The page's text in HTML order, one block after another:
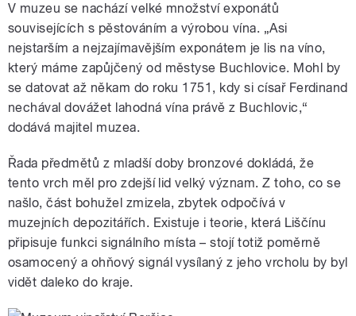
V muzeu se nachází velké množství exponátů
souvisejících s pěstováním a výrobou vína. „Asi
nejstarším a nejzajímavějším exponátem je lis na víno,
který máme zapůjčený od městyse Buchlovice. Mohl by
se datovat až někam do roku 1751, kdy si císař Ferdinand
nechával dovážet lahodná vína právě z Buchlovic,“
dodává majitel muzea.
Řada předmětů z mladší doby bronzové dokládá, že
tento vrch měl pro zdejší lid velký význam. Z toho, co se
našlo, část bohužel zmizela, zbytek odpočívá v
muzejních depozitářích. Existuje i teorie, která Liščínu
připisuje funkci signálního místa – stojí totiž poměrně
osamocený a ohňový signál vysílaný z jeho vrcholu by byl
vidět daleko do kraje.